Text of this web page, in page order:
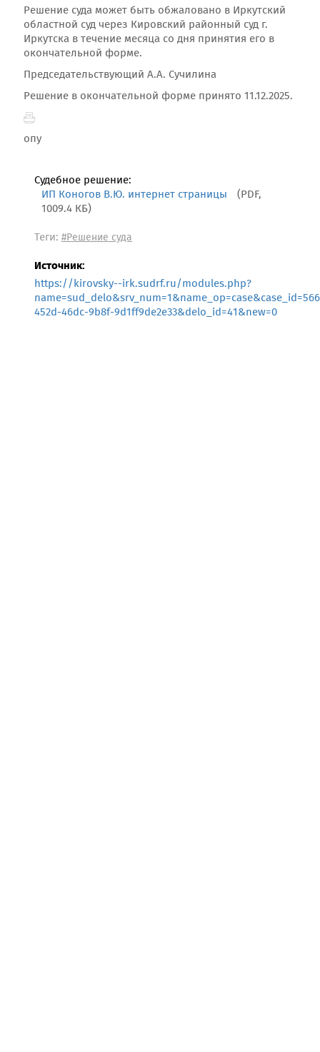
Решение суда может быть обжаловано в Иркутский
областной суд через Кировский районный суд г.
Иркутска в течение месяца со дня принятия его в
окончательной форме.
Председательствующий А.А. Сучилина
Решение в окончательной форме принято 11.12.2025.
опу
Судебное решение:
ИП Коногов В.Ю. интернет страницы
(PDF,
1009.4 КБ)
Теги: #Решение суда
Источник:
https://kirovsky--irk.sudrf.ru/modules.php?
452d-46dc-9b8f-9d1ff9de2e33&delo_id=41&new=0